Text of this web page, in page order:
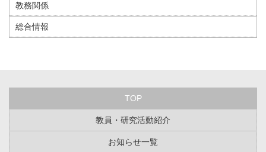
教務関係
総合情報
TOP
教員・研究活動紹介
お知らせ一覧